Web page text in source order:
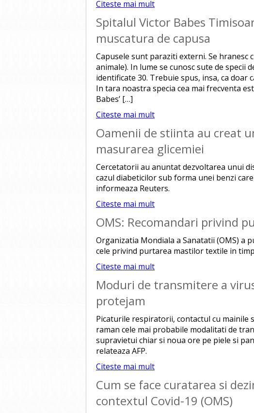
Citeste mai mult
Spitalul Victor Babes
muscatura de capusa
Capusele sunt paraziti externi. Se hranesc
animale). In lume se cunosc sute de specii
identificate 30. Trebuie spus, insa, ca
In tara noastra specia cea mai frecventa
Babes’ […]
Citeste mai mult
Oamenii de stiinta au creat
masurarea glicemiei
Cercetatorii au anuntat dezvoltarea unui
cazul diabeticilor sub forma unei benzi
informeaza Reuters.
Citeste mai mult
OMS: Recomandari privind
Organizatia Mondiala a Sanatatii (OMS) a
cele privind purtarea mastilor textile in
Citeste mai mult
Moduri de transmitere a
protejam
Picaturile respiratorii, contactul cu mainile
raman cele mai probabile modalitati de
supravietui chiar si noua ore pe piele si
relateaza AFP.
Citeste mai mult
Cum se face curatarea si
contextul Covid-19 (OMS)